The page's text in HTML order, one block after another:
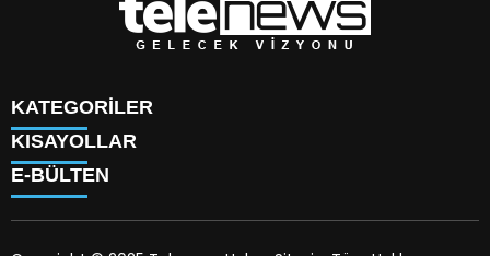
KATEGORİLER
TÜRK DÜNYASI
SAVUNMA SANAYİİ
KISAYOLLAR
KÜNYE
HAKKIMIZDA
E-BÜLTEN